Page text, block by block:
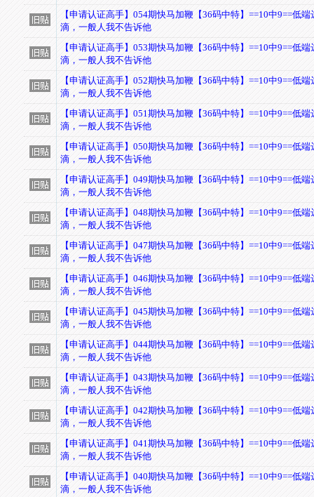
【申请认证高手】054期快马加鞭【36码中特】==10中9==低
滴，一般人我不告诉他
【申请认证高手】053期快马加鞭【36码中特】==10中9==低
滴，一般人我不告诉他
【申请认证高手】052期快马加鞭【36码中特】==10中9==低
滴，一般人我不告诉他
【申请认证高手】051期快马加鞭【36码中特】==10中9==低
滴，一般人我不告诉他
【申请认证高手】050期快马加鞭【36码中特】==10中9==低
滴，一般人我不告诉他
【申请认证高手】049期快马加鞭【36码中特】==10中9==低
滴，一般人我不告诉他
【申请认证高手】048期快马加鞭【36码中特】==10中9==低
滴，一般人我不告诉他
【申请认证高手】047期快马加鞭【36码中特】==10中9==低
滴，一般人我不告诉他
【申请认证高手】046期快马加鞭【36码中特】==10中9==低
滴，一般人我不告诉他
【申请认证高手】045期快马加鞭【36码中特】==10中9==低
滴，一般人我不告诉他
【申请认证高手】044期快马加鞭【36码中特】==10中9==低
滴，一般人我不告诉他
【申请认证高手】043期快马加鞭【36码中特】==10中9==低
滴，一般人我不告诉他
【申请认证高手】042期快马加鞭【36码中特】==10中9==低
滴，一般人我不告诉他
【申请认证高手】041期快马加鞭【36码中特】==10中9==低
滴，一般人我不告诉他
【申请认证高手】040期快马加鞭【36码中特】==10中9==低
滴，一般人我不告诉他